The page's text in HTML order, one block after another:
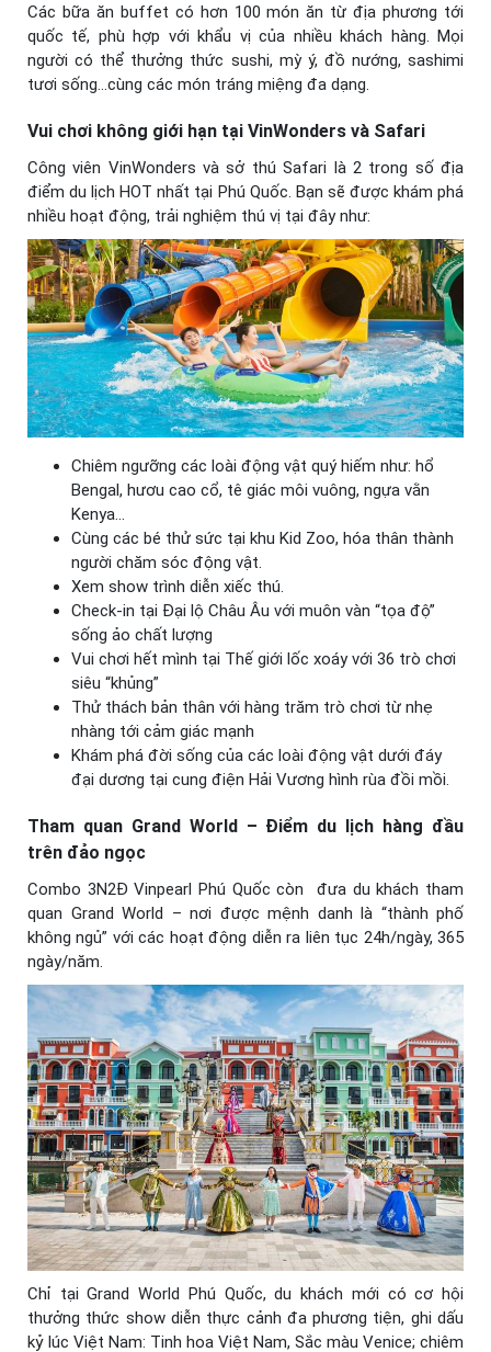
Các bữa ăn buffet có hơn 100 món ăn từ địa phương tới
quốc tế, phù hợp với khẩu vị của nhiều khách hàng. Mọi
người có thể thưởng thức sushi, mỳ ý, đồ nướng, sashimi
tươi sống…cùng các món tráng miệng đa dạng.
Vui chơi không giới hạn tại VinWonders và Safari
Công viên VinWonders và sở thú Safari là 2 trong số địa
điểm du lịch HOT nhất tại Phú Quốc. Bạn sẽ được khám phá
nhiều hoạt động, trải nghiệm thú vị tại đây như:
Chiêm ngưỡng các loài động vật quý hiếm như: hổ
Bengal, hươu cao cổ, tê giác môi vuông, ngựa vằn
Kenya…
Cùng các bé thử sức tại khu Kid Zoo, hóa thân thành
người chăm sóc động vật.
Xem show trình diễn xiếc thú.
Check-in tại Đại lộ Châu Âu với muôn vàn “tọa độ”
sống ảo chất lượng
Vui chơi hết mình tại Thế giới lốc xoáy với 36 trò chơi
siêu “khủng”
Thử thách bản thân với hàng trăm trò chơi từ nhẹ
nhàng tới cảm giác mạnh
Khám phá đời sống của các loài động vật dưới đáy
đại dương tại cung điện Hải Vương hình rùa đồi mồi.
Tham quan Grand World – Điểm du lịch hàng đầu
trên đảo ngọc
Combo 3N2Đ Vinpearl Phú Quốc còn đưa du khách tham
quan Grand World – nơi được mệnh danh là “thành phố
không ngủ” với các hoạt động diễn ra liên tục 24h/ngày, 365
ngày/năm.
Chỉ tại Grand World Phú Quốc, du khách mới có cơ hội
thưởng thức show diễn thực cảnh đa phương tiện, ghi dấu
kỷ lúc Việt Nam: Tinh hoa Việt Nam, Sắc màu Venice; chiêm